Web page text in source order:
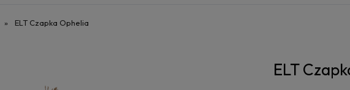
» ELT Czapka Ophelia
ELT